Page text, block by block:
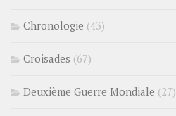
Chronologie (43)
Croisades (67)
Deuxième Guerre Mondiale (27)